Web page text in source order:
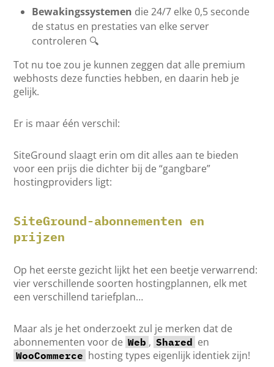
Bewakingssystemen die 24/7 elke 0,5 seconde
de status en prestaties van elke server
controleren 🔍
Tot nu toe zou je kunnen zeggen dat alle premium
webhosts deze functies hebben, en daarin heb je
gelijk.
Er is maar één verschil:
SiteGround slaagt erin om dit alles aan te bieden
voor een prijs die dichter bij de “gangbare”
hostingproviders ligt:
SiteGround-abonnementen en
prijzen
Op het eerste gezicht lijkt het een beetje verwarrend:
vier verschillende soorten hostingplannen, elk met
een verschillend tariefplan…
Maar als je het onderzoekt zul je merken dat de
abonnementen voor de Web , Shared en
WooCommerce hosting types eigenlijk identiek zijn!